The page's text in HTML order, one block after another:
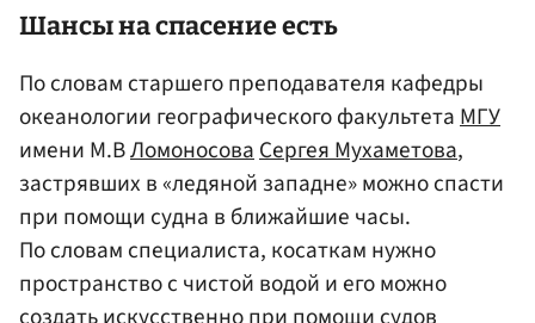
Шансы на спасение есть
По словам старшего преподавателя кафедры
океанологии географического факультетаМГУ
имени М.ВЛомоносоваСергея Мухаметова,
застрявших в «ледяной западне» можно спасти
при помощи судна в ближайшие часы.
По словам специалиста, косаткам нужно
пространство с чистой водой и его можно